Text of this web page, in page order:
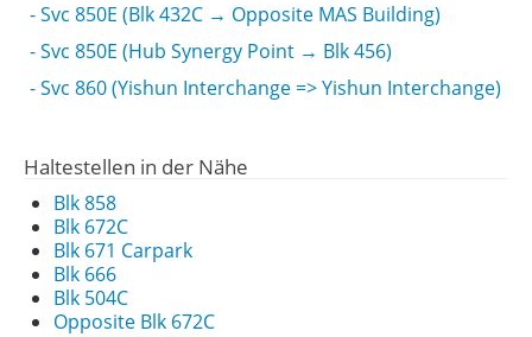
- Svc 850E (Blk 432C → Opposite MAS Building)
- Svc 850E (Hub Synergy Point → Blk 456)
- Svc 860 (Yishun Interchange => Yishun Interchange)
Haltestellen in der Nähe
Blk 858
Blk 672C
Blk 671 Carpark
Blk 666
Blk 504C
Opposite Blk 672C